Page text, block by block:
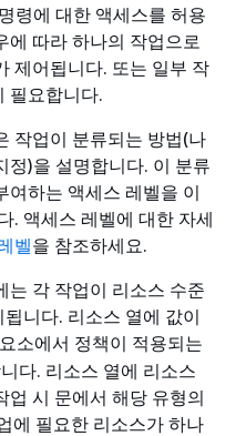
령에 대한 액세스를 허용
에 따라 하나의 작업으로
제어됩니다. 또는 일부 작
필요합니다.
작업이 분류되는 방법(나
정)을 설명합니다. 이 분류
여하는 액세스 레벨을 이
. 액세스 레벨에 대한 자세
벨을 참조하세요.
는 각 작업이 리소스 수준
니다. 리소스 열에 값이
요소에서 정책이 적용되는
다. 리소스 열에 리소스
업 시 문에서 해당 유형의
에 필요한 리소스가 하나